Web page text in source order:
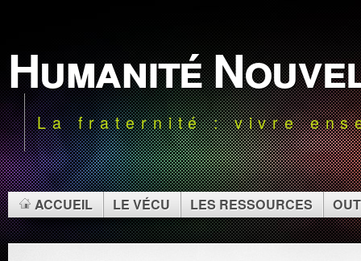
Humanité
La fraternité : vivre
ACCUEIL LE VÉCU LES RESSOURCES